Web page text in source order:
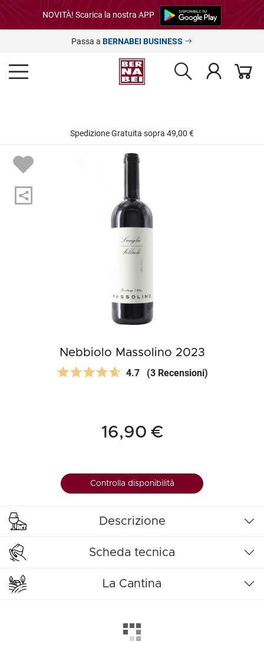
NOVITÀ! Scarica la nostra APP
Passa a BERNABEI BUSINESS
Spedizione Gratuita sopra 49,00 €
Nebbiolo Massolino 2023
4.7 (3 Recensioni)
16,90 €
Controlla disponibilità
Descrizione
Scheda tecnica
La Cantina